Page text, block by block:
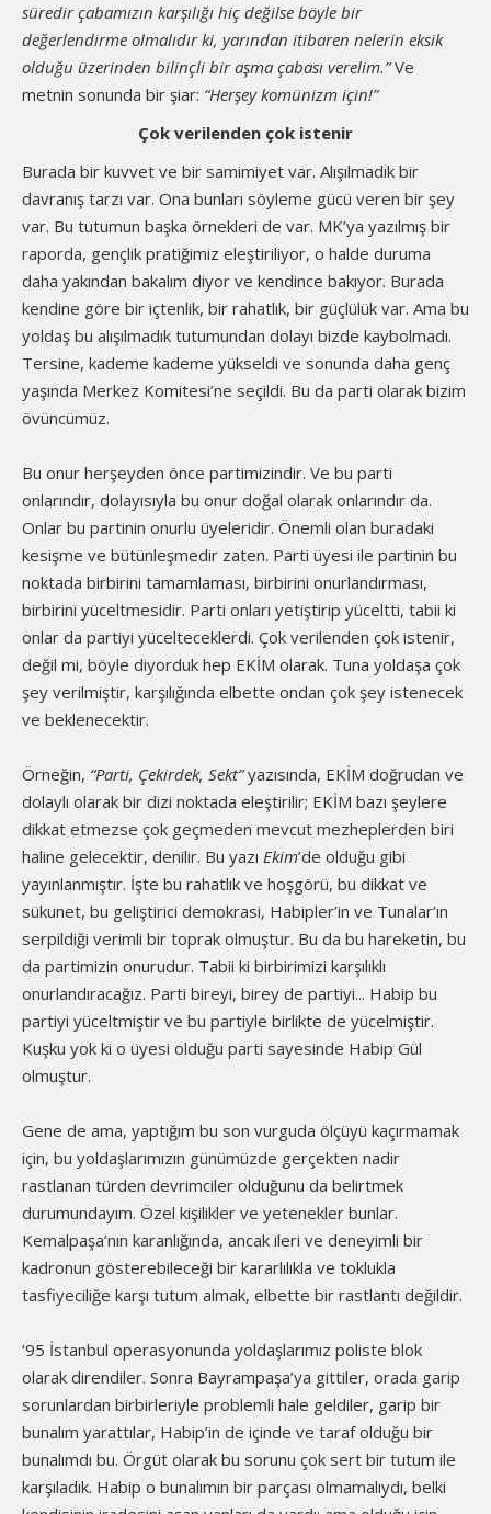
süredir çabamızın karşılığı hiç değilse böyle bir
değerlendirme olmalıdır ki, yarından itibaren nelerin eksik
olduğu üzerinden bilinçli bir aşma çabası verelim.”Ve
metnin sonunda bir şiar: “Herşey komünizm için!”
Çok verilenden çok istenir
Burada bir kuvvet ve bir samimiyet var. Alışılmadık bir
davranış tarzı var. Ona bunları söyleme gücü veren bir şey
var. Bu tutumun başka örnekleri de var. MK’ya yazılmış bir
raporda, gençlik pratiğimiz eleştiriliyor, o halde duruma
daha yakından bakalım diyor ve kendince bakıyor. Burada
kendine göre bir içtenlik, bir rahatlık, bir güçlülük var. Ama bu
yoldaş bu alışılmadık tutumundan dolayı bizde kaybolmadı.
Tersine, kademe kademe yükseldi ve sonunda daha genç
yaşında Merkez Komitesi’ne seçildi. Bu da parti olarak bizim
övüncümüz.
Bu onur herşeyden önce partimizindir. Ve bu parti
onlarındır, dolayısıyla bu onur doğal olarak onlarındır da.
Onlar bu partinin onurlu üyeleridir. Önemli olan buradaki
kesişme ve bütünleşmedir zaten. Parti üyesi ile partinin bu
noktada birbirini tamamlaması, birbirini onurlandırması,
birbirini yüceltmesidir. Parti onları yetiştirip yüceltti, tabii ki
onlar da partiyi yücelteceklerdi. Çok verilenden çok istenir,
değil mi, böyle diyorduk hep EKİM olarak. Tuna yoldaşa çok
şey verilmiştir, karşılığında elbette ondan çok şey istenecek
ve beklenecektir.
Örneğin, “Parti, Çekirdek, Sekt”yazısında, EKİM doğrudan ve
dolaylı olarak bir dizi noktada eleştirilir; EKİM bazı şeylere
dikkat etmezse çok geçmeden mevcut mezheplerden biri
haline gelecektir, denilir. Bu yazı Ekim’de olduğu gibi
yayınlanmıştır. İşte bu rahatlık ve hoşgörü, bu dikkat ve
sükunet, bu geliştirici demokrasi, Habipler’in ve Tunalar’ın
serpildiği verimli bir toprak olmuştur. Bu da bu hareketin, bu
da partimizin onurudur. Tabii ki birbirimizi karşılıklı
onurlandıracağız. Parti bireyi, birey de partiyi... Habip bu
partiyi yüceltmiştir ve bu partiyle birlikte de yücelmiştir.
Kuşku yok ki o üyesi olduğu parti sayesinde Habip Gül
olmuştur.
Gene de ama, yaptığım bu son vurguda ölçüyü kaçırmamak
için, bu yoldaşlarımızın günümüzde gerçekten nadir
rastlanan türden devrimciler olduğunu da belirtmek
durumundayım. Özel kişilikler ve yetenekler bunlar.
Kemalpaşa’nın karanlığında, ancak ileri ve deneyimli bir
kadronun gösterebileceği bir kararlılıkla ve toklukla
tasfiyeciliğe karşı tutum almak, elbette bir rastlantı değildir.
‘95 İstanbul operasyonunda yoldaşlarımız poliste blok
olarak direndiler. Sonra Bayrampaşa’ya gittiler, orada garip
sorunlardan birbirleriyle problemli hale geldiler, garip bir
bunalım yarattılar, Habip’in de içinde ve taraf olduğu bir
bunalımdı bu. Örgüt olarak bu sorunu çok sert bir tutum ile
karşıladık. Habip o bunalımın bir parçası olmamalıydı, belki